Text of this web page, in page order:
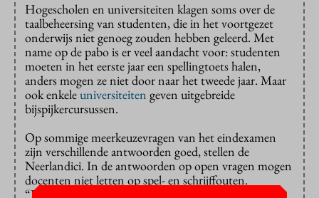
Hogescholen en universiteiten klagen soms over de
taalbeheersing van studenten, die in het voortgezet
onderwijs niet genoeg zouden hebben geleerd. Met
name op de pabo is er veel aandacht voor: studenten
moeten in het eerste jaar een spellingtoets halen,
anders mogen ze niet door naar het tweede jaar. Maar
ook enkeleuniversiteiten geven uitgebreide
bijspijkercursussen.
Op sommige meerkeuzevragen van het eindexamen
zijn verschillende antwoorden goed, stellen de
Neerlandici. In de antwoorden op open vragen mogen
docenten niet letten op spel- en schrijffouten.
“Bovendien blijkt de ‘analyse’ die scholieren moeten